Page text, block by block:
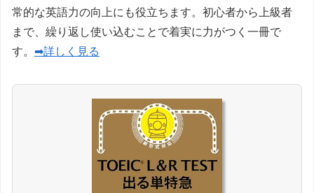
常的な英語力の向上にも役立ちます。初心者から上級者
まで、繰り返し使い込むことで着実に力がつく一冊で
す。 ➡詳しく見る